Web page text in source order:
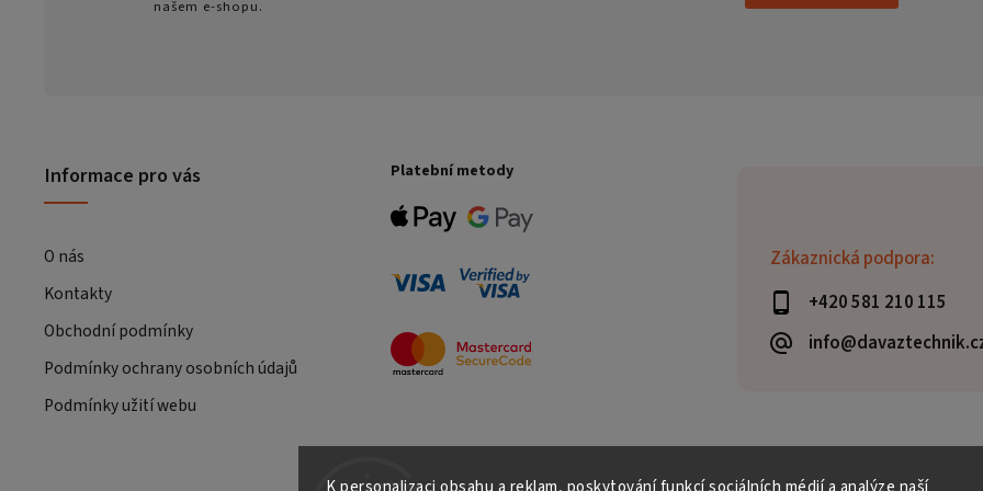
Zákaznická podpora:
+420 581 210 115
našem e-shopu.
Informace pro vás
O nás
Kontakty
Obchodní podmínky
Podmínky ochrany osobních údajů
Podmínky užití webu
Platební metody